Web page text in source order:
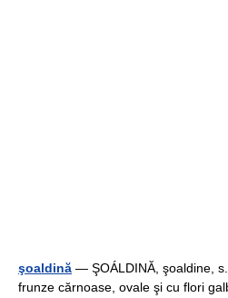
şoaldină — ŞOÁLDINĂ, şoaldine,
frunze cărnoase, ovale şi cu flori